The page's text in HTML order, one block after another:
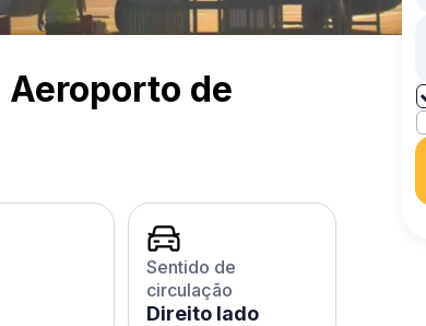
Aeroporto de
Sentido de
circulação
Direito lado